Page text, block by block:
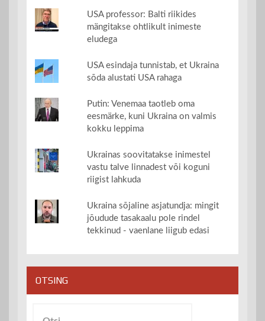
USA professor: Balti riikides
mängitakse ohtlikult inimeste
eludega
USA esindaja tunnistab, et Ukraina
sõda alustati USA rahaga
Putin: Venemaa taotleb oma
eesmärke, kuni Ukraina on valmis
kokku leppima
Ukrainas soovitatakse inimestel
vastu talve linnadest või koguni
riigist lahkuda
Ukraina sõjaline asjatundja: mingit
jõudude tasakaalu pole rindel
tekkinud - vaenlane liigub edasi
OTSING